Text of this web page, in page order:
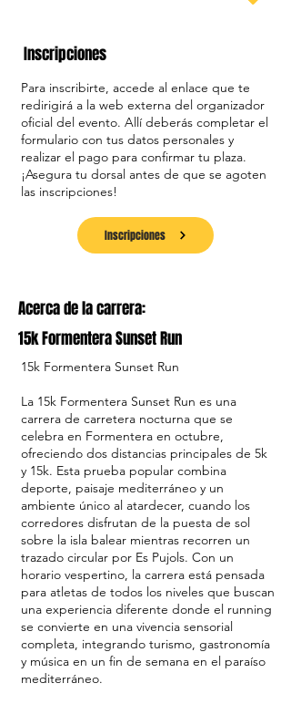
Inscripciones
Para inscribirte, accede al enlace que te
redirigirá a la web externa del organizador
oficial del evento. Allí deberás completar el
formulario con tus datos personales y
realizar el pago para confirmar tu plaza.
¡Asegura tu dorsal antes de que se agoten
las inscripciones!
Inscripciones
Acerca de la carrera:
15k Formentera Sunset Run
15k Formentera Sunset Run
La 15k Formentera Sunset Run es una
carrera de carretera nocturna que se
celebra en Formentera en octubre,
ofreciendo dos distancias principales de 5k
y 15k. Esta prueba popular combina
deporte, paisaje mediterráneo y un
ambiente único al atardecer, cuando los
corredores disfrutan de la puesta de sol
sobre la isla balear mientras recorren un
trazado circular por Es Pujols. Con un
horario vespertino, la carrera está pensada
para atletas de todos los niveles que buscan
una experiencia diferente donde el running
se convierte en una vivencia sensorial
completa, integrando turismo, gastronomía
y música en un fin de semana en el paraíso
mediterráneo.